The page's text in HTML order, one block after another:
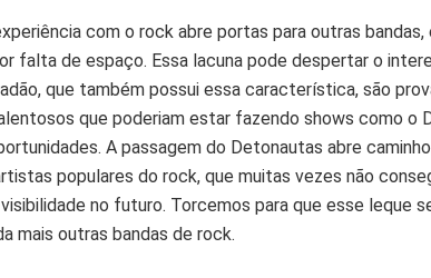
com o rock abre portas para outras bandas,
falta de espaço. Essa lacuna pode despertar o
que também possui essa característica, são
que poderiam estar fazendo shows como o
A passagem do Detonautas abre
populares do rock, que muitas vezes não
no futuro. Torcemos para que esse leque
mais outras bandas de rock.